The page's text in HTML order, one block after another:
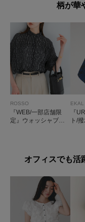
柄が華
ROSSO
『WEB/一部店舗限
定』ウォッシャブル
EKAL
『
ト/
オフィスでも活